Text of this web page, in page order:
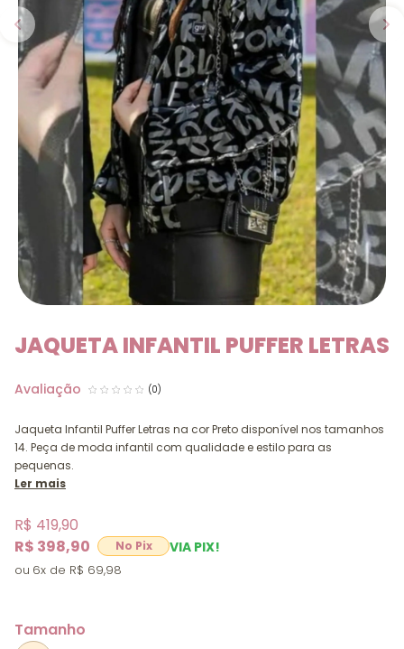
JAQUETA INFANTIL PUFFER LETRAS
(0)
Jaqueta Infantil Puffer Letras na cor Preto disponível nos tamanhos
14. Peça de moda infantil com qualidade e estilo para as
pequenas.
Ler mais
R$ 398,90 VIA PIX!
R$ 419,90
6x R$ 69,98
Tamanho